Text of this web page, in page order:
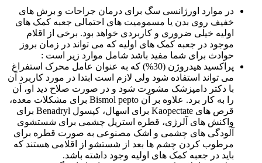
در موارد اورژانسی سگ برای درمان جراحات و برش های
خفیف روی بدن یا مسمومیت های احتمالی جعبه کمک های
اولیه خیلی ضروری و کاربردی خواهد بود. برخی از اقلام
موجود در جعبه کمک های اولیه که می تواند در زمان بروز
حوادث برای شما مفید باشد شامل موارد زیر است :
پراکسید هیدروژن (30%) که به عنوان عامل محرک استفراغ
می تواند استفاده شود ولی لازم است ابتدا در مورد کاربرد آن
با دکتر دامپزشک مشورت شود و در صورت صلاح دید او، آن
را به کار برد. علاوه بر آن Bismol pepto برای مشکلات معده،
قرص های Kaopectate برای اسهال، کپسول Benadryl برای
واکنش های آلرژی، قطره استریل چشمی برای شستشوی
آلودگی های چشمی و اشک مصنوعی به صورت قطره برای
مرطوب کردن چشم ها بعد از شستشو از اقلامی هستند که
باید در جعبه کمک های اولیه وجود داشته باشد.